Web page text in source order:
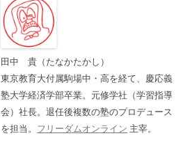
田中 貴（たなかたかし）
東京教育大付属駒場中・高を経て、慶応義
塾大学経済学部卒業。元修学社（学習指導
会）社長。退任後複数の塾のプロデュース
を担当。 フリーダムオンライン 主宰。